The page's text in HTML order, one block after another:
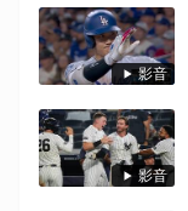
影音
影音